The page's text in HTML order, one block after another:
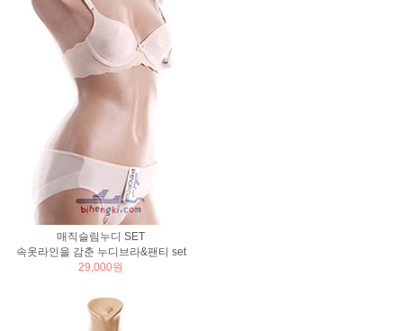
매직슬림누디 SET
속옷라인을 감춘 누디브라&팬티 set
29,000원